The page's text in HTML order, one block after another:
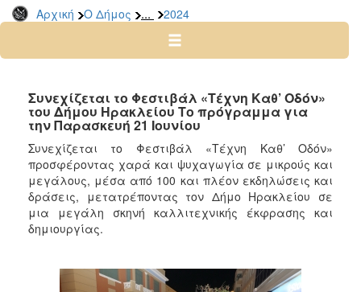
Αρχική Ο Δήμος ... 2024
2026
2024
2022
2021
2020
2019
2018
2017
2015
Συνεχίζεται το Φεστιβάλ «Τέχνη Καθ’ Οδόν»
του Δήμου Ηρακλείου Το πρόγραμμα για
την Παρασκευή 21 Ιουνίου
Συνεχίζεται το Φεστιβάλ «Τέχνη Καθ’ Οδόν»
προσφέροντας χαρά και ψυχαγωγία σε μικρούς και
μεγάλους, μέσα από 100 και πλέον εκδηλώσεις και
δράσεις, μετατρέποντας τον Δήμο Ηρακλείου σε
μια μεγάλη σκηνή καλλιτεχνικής έκφρασης και
δημιουργίας.